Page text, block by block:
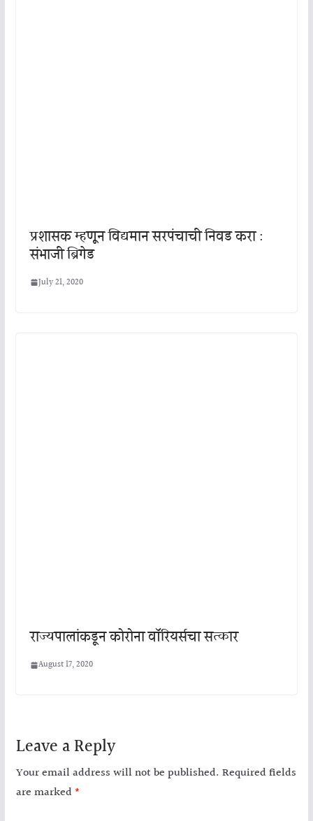
प्रशासक म्हणून विद्यमान सरपंचाची निवड करा :
संभाजी ब्रिगेड
July 21, 2020
राज्यपालांकडून कोरोना वॉरियर्सचा सत्कार
August 17, 2020
Leave a Reply
Your email address will not be published. Required fields
are marked *